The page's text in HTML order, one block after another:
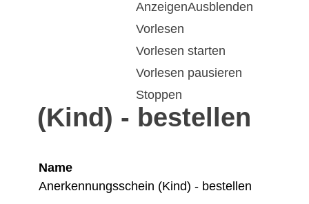
AnzeigenAusblenden
Vorlesen
Vorlesen starten
Vorlesen pausieren
Stoppen
Anerkennungsschein
(Kind) - bestellen
Name
Anerkennungsschein (Kind) - bestellen